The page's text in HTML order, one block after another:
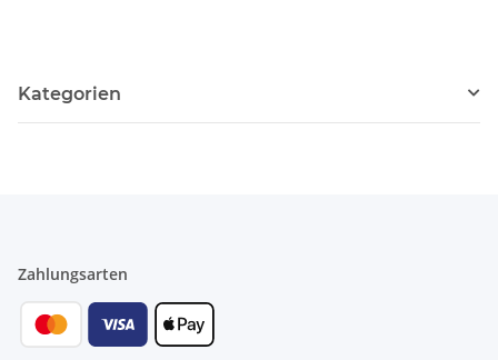
- 6 Größen
Kategorien
Zahlungsarten